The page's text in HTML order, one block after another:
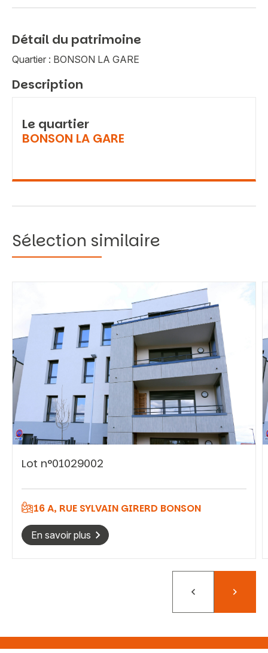
Détail du patrimoine
Quartier : BONSON LA GARE
Description
Le quartier
BONSON LA GARE
Sélection similaire
Lot n°01029002
16 A, RUE SYLVAIN GIRERD BONSON
En savoir plus
PrécédentSuivant